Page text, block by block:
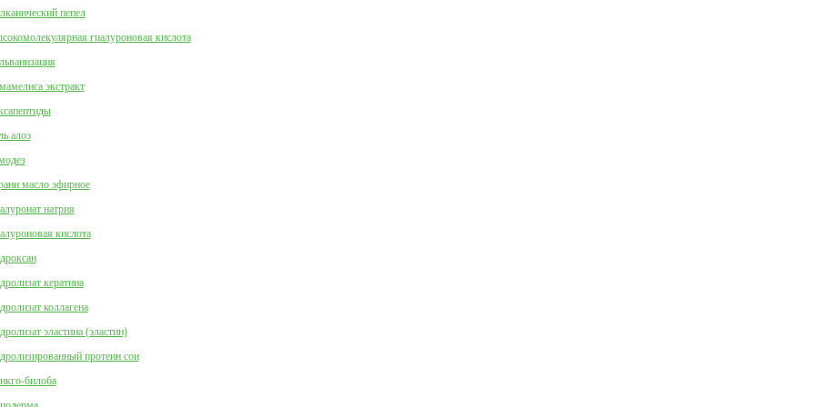
пепел
гиалуроновая кислота
экстракт
алоэ
масло эфирное
натрия
кислота
кератина
коллагена
эластина (эластин)
протеин сои
билоба